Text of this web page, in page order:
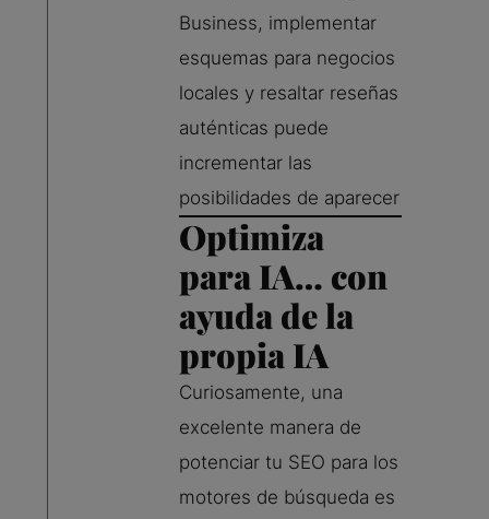
Business, implementar
esquemas para negocios
locales y resaltar reseñas
auténticas puede
incrementar las
posibilidades de aparecer
Optimiza
para IA… con
ayuda de la
propia IA
Curiosamente, una
excelente manera de
potenciar tu SEO para los
motores de búsqueda es